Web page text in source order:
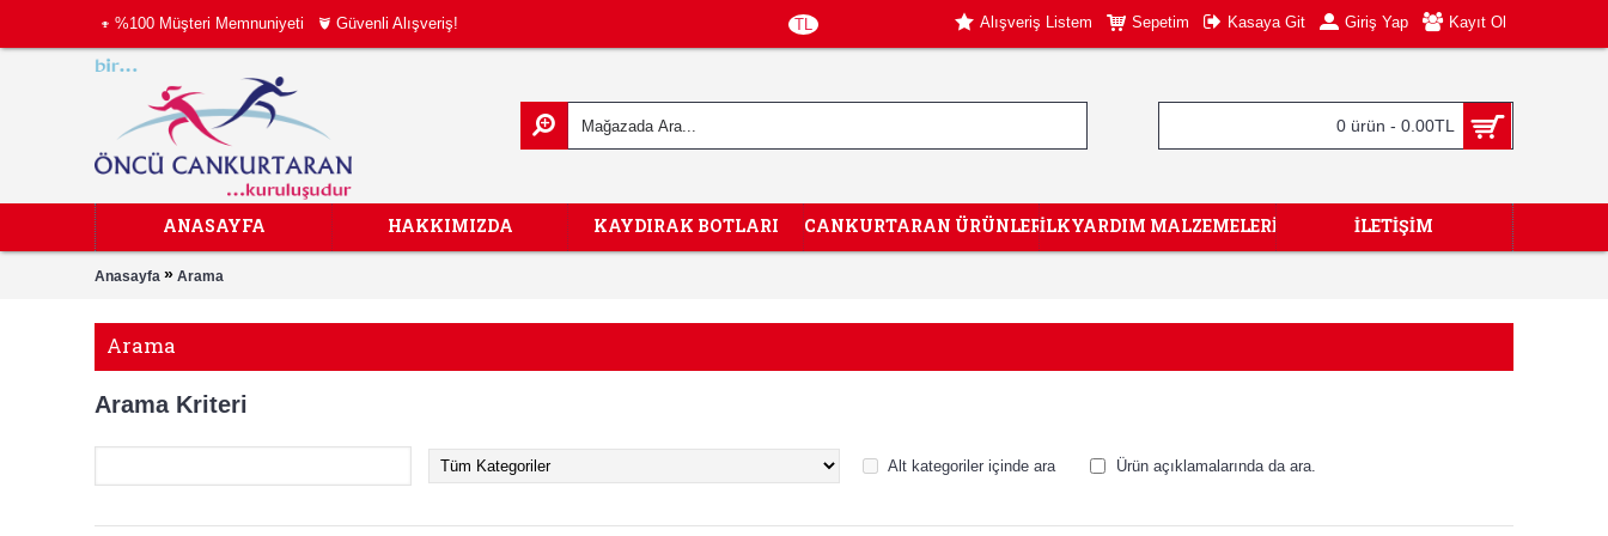
%100 Müşteri Memnuniyeti Güvenli Alışveriş! TL Alışveriş Listem Sepetim Kasaya Git Giriş Yap Kayıt Ol
0 ürün - 0.00TL
ANASAYFA HAKKIMIZDA KAYDIRAK BOTLARI CANKURTARAN ÜRÜNLERİİLKYARDIM MALZEMELERİ İLETIŞIM
Anasayfa » Arama
Arama
Arama Kriteri
Alt kategoriler içinde ara Ürün açıklamalarında da ara.